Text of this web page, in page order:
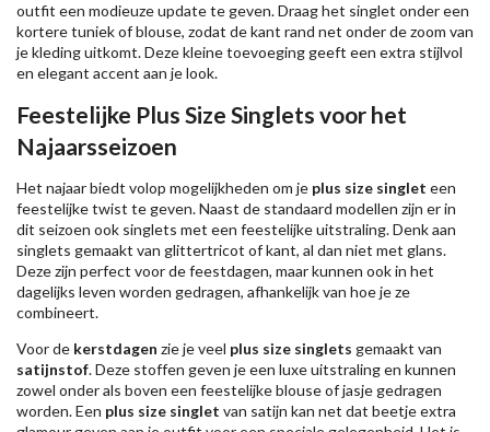
outfit een modieuze update te geven. Draag het singlet onder een
kortere tuniek of blouse, zodat de kant rand net onder de zoom van
je kleding uitkomt. Deze kleine toevoeging geeft een extra stijlvol
en elegant accent aan je look.
Feestelijke Plus Size Singlets voor het
Najaarsseizoen
Het najaar biedt volop mogelijkheden om je plus size singlet een
feestelijke twist te geven. Naast de standaard modellen zijn er in
dit seizoen ook singlets met een feestelijke uitstraling. Denk aan
singlets gemaakt van glittertricot of kant, al dan niet met glans.
Deze zijn perfect voor de feestdagen, maar kunnen ook in het
dagelijks leven worden gedragen, afhankelijk van hoe je ze
combineert.
Voor de kerstdagen zie je veel plus size singlets gemaakt van
satijnstof. Deze stoffen geven je een luxe uitstraling en kunnen
zowel onder als boven een feestelijke blouse of jasje gedragen
worden. Een plus size singlet van satijn kan net dat beetje extra